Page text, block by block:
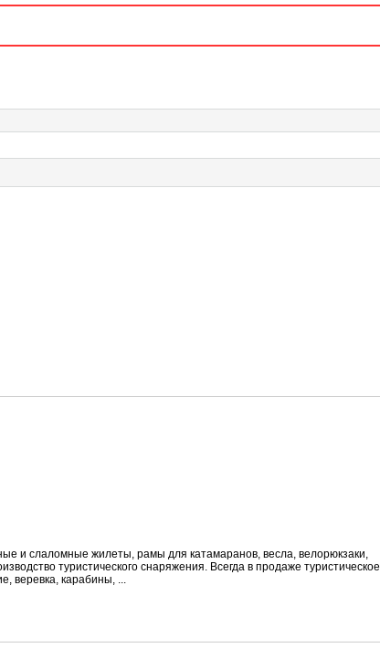
и слаломные жилеты, рамы для катамаранов, весла, велорюкзаки,
туристического снаряжения. Всегда в продаже туристическое
веревка, карабины, ...